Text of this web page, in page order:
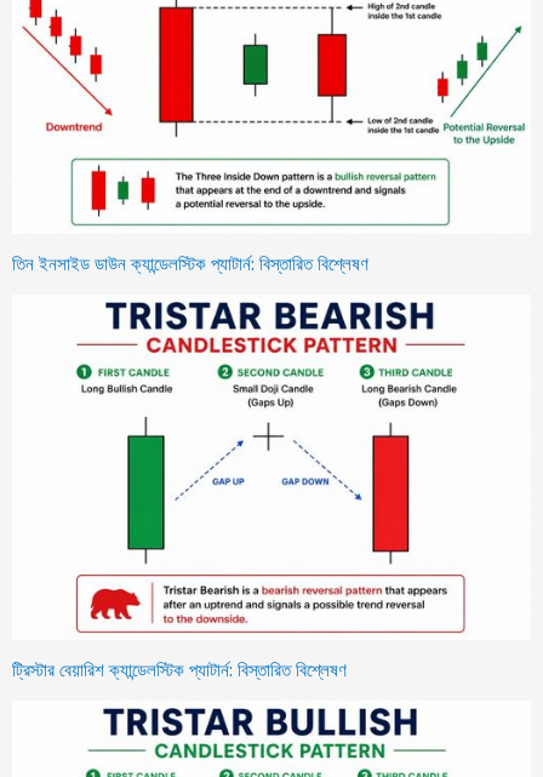
তিন ইনসাইড ডাউন ক্যান্ডেলস্টিক প্যাটার্ন: বিস্তারিত বিশ্লেষণ
ট্রিস্টার বেয়ারিশ ক্যান্ডেলস্টিক প্যাটার্ন: বিস্তারিত বিশ্লেষণ